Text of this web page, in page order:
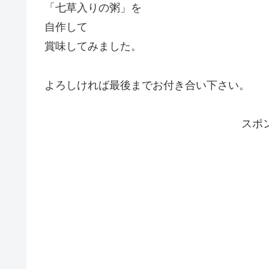
「七草入りの粥」を
自作して
賞味してみました。
よろしければ最後までお付き合い下さい。
スポ